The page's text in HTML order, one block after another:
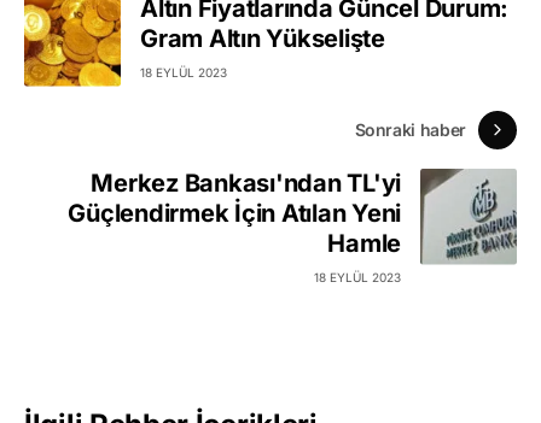
Altın Fiyatlarında Güncel Durum:
Gram Altın Yükselişte
18 EYLÜL 2023
Sonraki haber
Merkez Bankası'ndan TL'yi
Güçlendirmek İçin Atılan Yeni
Hamle
18 EYLÜL 2023